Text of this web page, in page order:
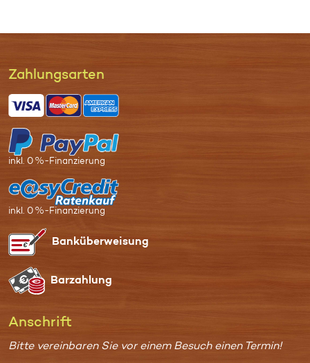
Zahl­ungs­arten
inkl. 0 %-Finanzierung
inkl. 0 %-Finanzierung
Bank­überweisung
Bar­zahlung
Anschrift
Bitte vereinbaren Sie vor einem Besuch einen Termin!